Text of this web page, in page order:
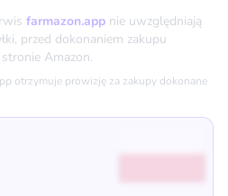
farmazon.app nie uwzględniają
przed dokonaniem zakupu
Amazon.
otrzymuje prowizję za zakupy dokonane